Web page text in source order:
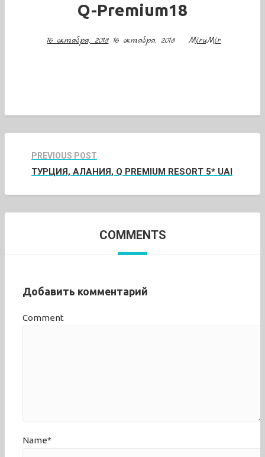
Q-Premium18
16 октября, 2018 16 октября, 2018 MiruMir
PREVIOUS POST
ТУРЦИЯ, АЛАНИЯ, Q PREMIUM RESORT 5* UAI
COMMENTS
Добавить комментарий
Comment
Name*